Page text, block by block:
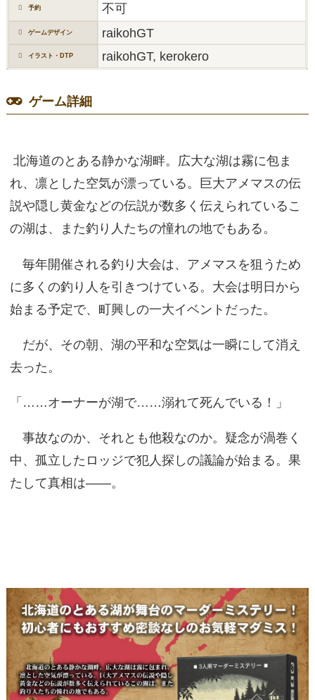
予約 不可
ゲームデザイン raikohGT
イラスト・DTP raikohGT, kerokero
ゲーム詳細
北海道のとある静かな湖畔。広大な湖は霧に包ま
れ、凛とした空気が漂っている。巨大アメマスの伝
説や隠し黄金などの伝説が数多く伝えられているこ
の湖は、また釣り人たちの憧れの地でもある。
毎年開催される釣り大会は、アメマスを狙うため
に多くの釣り人を引きつけている。大会は明日から
始まる予定で、町興しの一大イベントだった。
だが、その朝、湖の平和な空気は一瞬にして消え
去った。
「……オーナーが湖で……溺れて死んでいる！」
事故なのか、それとも他殺なのか。疑念が渦巻く
中、孤立したロッジで犯人探しの議論が始まる。果
たして真相は――。